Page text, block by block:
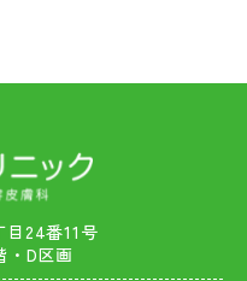
24番11号
・D区画